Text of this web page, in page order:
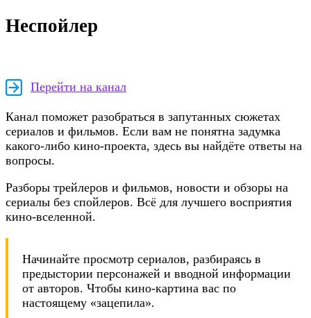
Неспойлер
Перейти на канал
Канал поможет разобраться в запутанных сюжетах
сериалов и фильмов. Если вам не понятна задумка
какого-либо кино-проекта, здесь вы найдёте ответы на
вопросы.
Разборы трейлеров и фильмов, новости и обзоры на
сериалы без спойлеров. Всё для лучшего восприятия
кино-вселенной.
Начинайте просмотр сериалов, разбираясь в
предыстории персонажей и вводной информации
от авторов. Чтобы кино-картина вас по
настоящему «зацепила».